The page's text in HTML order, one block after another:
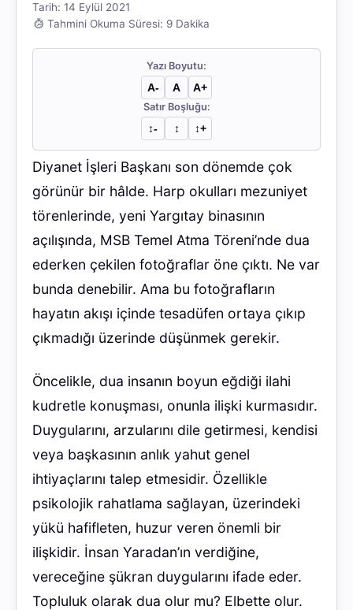
Tarih: 14 Eylül 2021
Tahmini Okuma Süresi: 9 Dakika
Yazı Boyutu:
A- A A+
Satır Boşluğu:
↕︎- ↕︎ ↕︎+
Diyanet İşleri Başkanı son dönemde çok
görünür bir hâlde. Harp okulları mezuniyet
törenlerinde, yeni Yargıtay binasının
açılışında, MSB Temel Atma Töreni’nde dua
ederken çekilen fotoğraflar öne çıktı. Ne var
bunda denebilir. Ama bu fotoğrafların
hayatın akışı içinde tesadüfen ortaya çıkıp
çıkmadığı üzerinde düşünmek gerekir.
Öncelikle, dua insanın boyun eğdiği ilahi
kudretle konuşması, onunla ilişki kurmasıdır.
Duygularını, arzularını dile getirmesi, kendisi
veya başkasının anlık yahut genel
ihtiyaçlarını talep etmesidir. Özellikle
psikolojik rahatlama sağlayan, üzerindeki
yükü hafifleten, huzur veren önemli bir
ilişkidir. İnsan Yaradan’ın verdiğine,
vereceğine şükran duygularını ifade eder.
Topluluk olarak dua olur mu? Elbette olur.